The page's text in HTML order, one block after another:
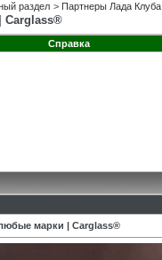
раздел > Партнеры Лада Клуба
Carglass®
Справка
марки | Carglass®